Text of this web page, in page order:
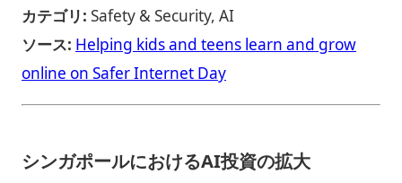
カテゴリ: Safety & Security, AI
ソース: Helping kids and teens learn and grow
online on Safer Internet Day
シンガポールにおけるAI投資の拡大